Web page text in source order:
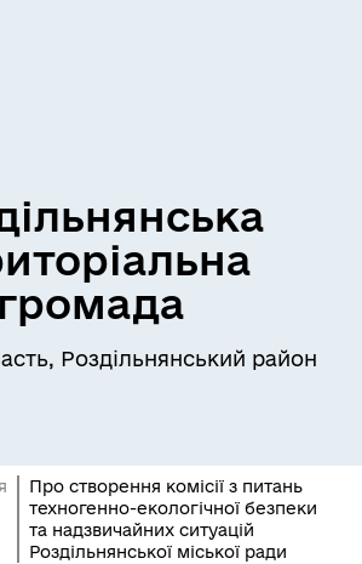
громада
Роздільнянський район
Про створення комісії з питань
техногенно-екологічної безпеки
та надзвичайних ситуацій
Роздільнянської міської ради